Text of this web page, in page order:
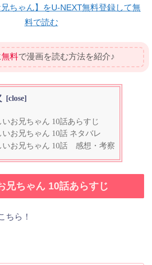
兄ちゃん】をU-NEXT無料登録して無
料で読む
無料で漫画を読む方法を紹介♪
いお兄ちゃん 10話あらすじ
いお兄ちゃん 10話 ネタバレ
いお兄ちゃん 10話 感想・考察
兄ちゃん 10話あらすじ
ちら！